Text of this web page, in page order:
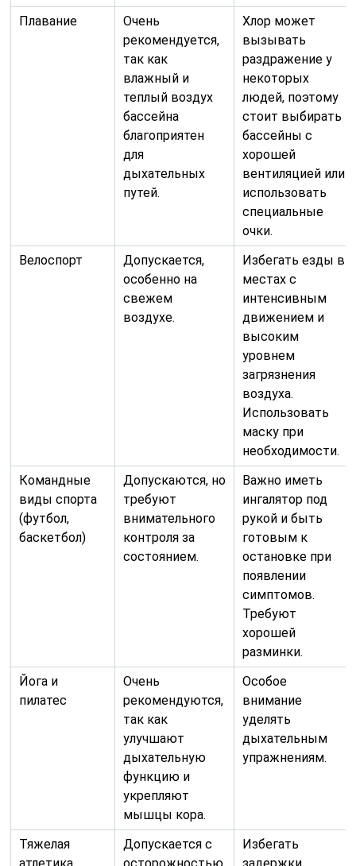
Плавание
Очень
рекомендуется,
так как
влажный и
теплый воздух
бассейна
благоприятен
для
дыхательных
путей.
Хлор может
вызывать
раздражение у
некоторых
людей, поэтому
стоит выбирать
бассейны с
хорошей
вентиляцией или
использовать
специальные
очки.
Велоспорт
Допускается,
особенно на
свежем
воздухе.
Избегать езды в
местах с
интенсивным
движением и
высоким
уровнем
загрязнения
воздуха.
Использовать
маску при
необходимости.
Командные
виды спорта
(футбол,
баскетбол)
Допускаются, но
требуют
внимательного
контроля за
состоянием.
Важно иметь
ингалятор под
рукой и быть
готовым к
остановке при
появлении
симптомов.
Требуют
хорошей
разминки.
Йога и
пилатес
Очень
рекомендуются,
так как
улучшают
дыхательную
функцию и
укрепляют
мышцы кора.
Особое
внимание
уделять
дыхательным
упражнениям.
Тяжелая
атлетика
Допускается с
осторожностью,
Избегать
задержки